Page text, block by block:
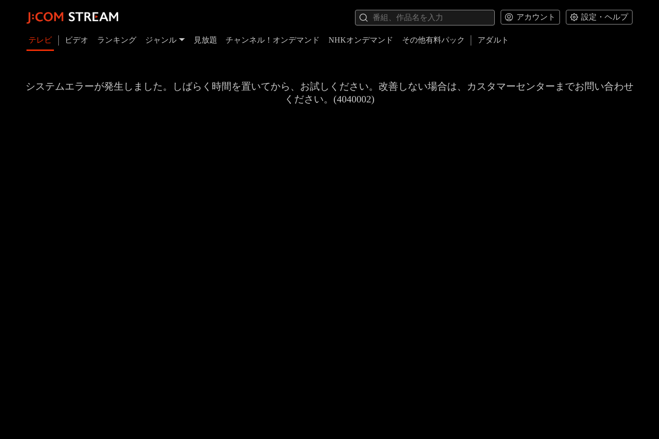
アカウント 設定・ヘルプ
テレビ ビデオ ランキング ジャンル 見放題 チャンネル！オンデマンド NHKオンデマンド その他有料パック アダルト
システムエラーが発生しました。しばらく時間を置いてから、お試しください。改善しない場合は、カスタマーセンターまでお問い合わせ
ください。(4040002)